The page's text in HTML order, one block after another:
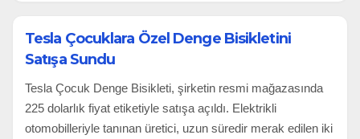
Tesla Çocuklara Özel Denge Bisikletini
Satışa Sundu
Tesla Çocuk Denge Bisikleti, şirketin resmi mağazasında
225 dolarlık fiyat etiketiyle satışa açıldı. Elektrikli
otomobilleriyle tanınan üretici, uzun süredir merak edilen iki